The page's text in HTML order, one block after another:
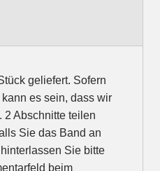
geliefert. Sofern
es sein, dass wir
2 Abschnitte teilen
Sie das Band an
Sie bitte
beim